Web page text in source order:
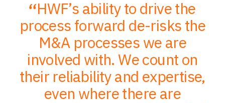
HWF’s ability to drive the
process forward de-risks the
M&A processes we are
involved with. We count on
their reliability and expertise,
even where there are